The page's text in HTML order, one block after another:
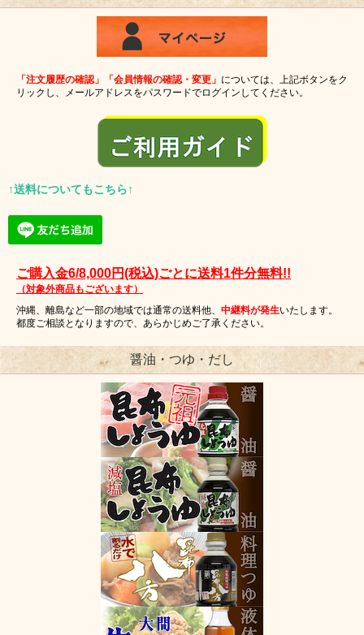
「注文履歴の確認」「会員情報の確認・変更」 については、上記ボタンをク
リックし、メールアドレスをパスワードでログインしてください。
↑送料についてもこちら↑
ご購入金6/8,000円(税込)ごとに送料1件分無料!!
（対象外商品もございます）
沖縄、離島など一部の地域では通常の送料他、 中継料が発生いたします。
都度ご相談となりますので、あらかじめご了承ください。
醤油・つゆ・だし